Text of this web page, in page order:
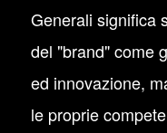
Generali significa
del "brand" come
ed innovazione,
le proprie